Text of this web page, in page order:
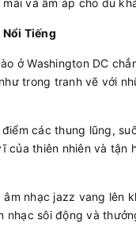
và ấm áp cho du
Nổi Tiếng
ở Washington DC
trong tranh vẽ với
các thung lũng,
của thiên nhiên và tận
âm nhạc jazz vang lên
nhạc sôi động và